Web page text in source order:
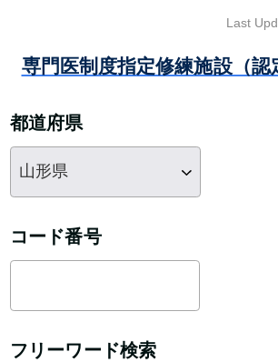
Last
専門医制度指定修練施設（認
都道府県
コード番号
フリーワード検索